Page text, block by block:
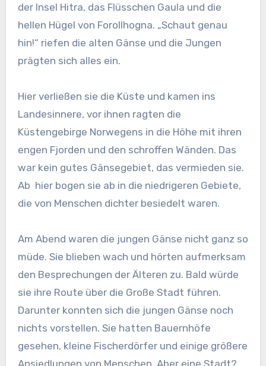
der Insel Hitra, das Flüsschen Gaula und die
hellen Hügel von Forollhogna. „Schaut genau
hin!“ riefen die alten Gänse und die Jungen
prägten sich alles ein.
Hier verließen sie die Küste und kamen ins
Landesinnere, vor ihnen ragten die
Küstengebirge Norwegens in die Höhe mit ihren
engen Fjorden und den schroffen Wänden. Das
war kein gutes Gänsegebiet, das vermieden sie.
Ab hier bogen sie ab in die niedrigeren Gebiete,
die von Menschen dichter besiedelt waren.
Am Abend waren die jungen Gänse nicht ganz so
müde. Sie blieben wach und hörten aufmerksam
den Besprechungen der Älteren zu. Bald würde
sie ihre Route über die Große Stadt führen.
Darunter konnten sich die jungen Gänse noch
nichts vorstellen. Sie hatten Bauernhöfe
gesehen, kleine Fischerdörfer und einige größere
Ansiedlungen von Menschen. Aber eine Stadt?